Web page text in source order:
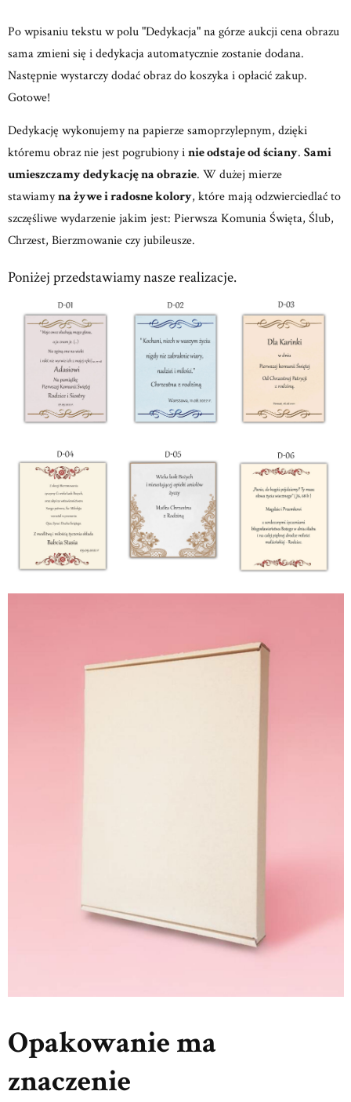
Po wpisaniu tekstu w polu "Dedykacja" na górze aukcji cena obrazu
sama zmieni się i dedykacja automatycznie zostanie dodana.
Następnie wystarczy dodać obraz do koszyka i opłacić zakup.
Gotowe!
Dedykację wykonujemy na papierze samoprzylepnym, dzięki
któremu obraz nie jest pogrubiony inie odstaje od ściany. Sami
umieszczamy dedykację na obrazie. W dużej mierze
stawiamyna żywe i radosne kolory, które mają odzwierciedlać to
szczęśliwe wydarzenie jakim jest: Pierwsza Komunia Święta, Ślub,
Chrzest, Bierzmowanie czy jubileusze.
Poniżej przedstawiamy nasze realizacje.
Opakowanie ma
znaczenie